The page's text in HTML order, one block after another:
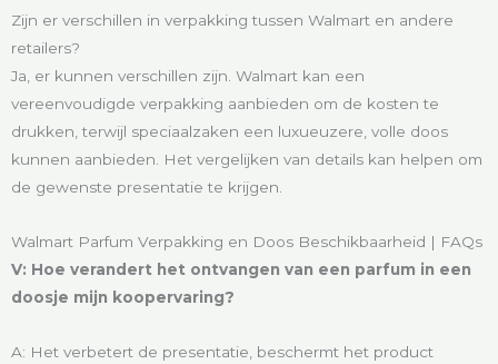
Zijn er verschillen in verpakking tussen Walmart en andere
retailers?
Ja, er kunnen verschillen zijn. Walmart kan een
vereenvoudigde verpakking aanbieden om de kosten te
drukken, terwijl speciaalzaken een luxueuzere, volle doos
kunnen aanbieden. Het vergelijken van details kan helpen om
de gewenste presentatie te krijgen.
Walmart Parfum Verpakking en Doos Beschikbaarheid | FAQs
V: Hoe verandert het ontvangen van een parfum in een
doosje mijn koopervaring?
A: Het verbetert de presentatie, beschermt het product